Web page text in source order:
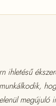
ihletésű
megújuló